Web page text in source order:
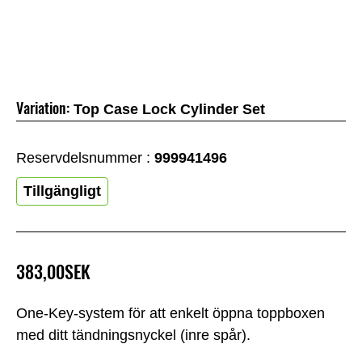
One-Key-system för att enkelt öppna toppboxen
med ditt tändningsnyckel (inre spår).
383,00SEK
Variation: Top Case Lock Cylinder Set
Reservdelsnummer : 999941496
Tillgängligt